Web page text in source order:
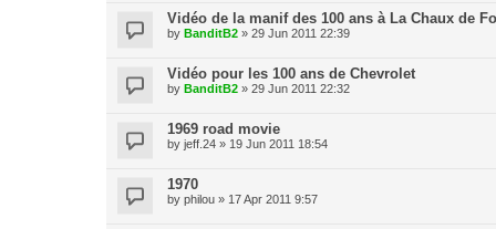
Vidéo de la manif des 100 ans à La Chaux de
by BanditB2 » 29 Jun 2011 22:39
Vidéo pour les 100 ans de Chevrolet
by BanditB2 » 29 Jun 2011 22:32
1969 road movie
by jeff.24 » 19 Jun 2011 18:54
1970
by philou » 17 Apr 2011 9:57